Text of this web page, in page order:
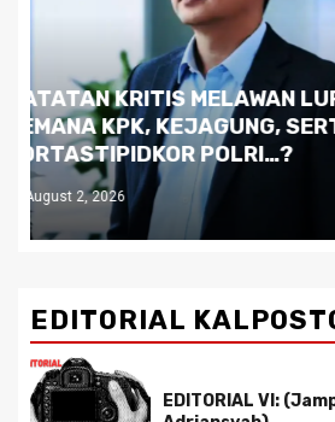
Dilema Kaltim di Tengah
Kutukan Sumber Daya
Pemimpin yang Tak
July 29, 2026
EDITORIAL
EDITORIAL VI: